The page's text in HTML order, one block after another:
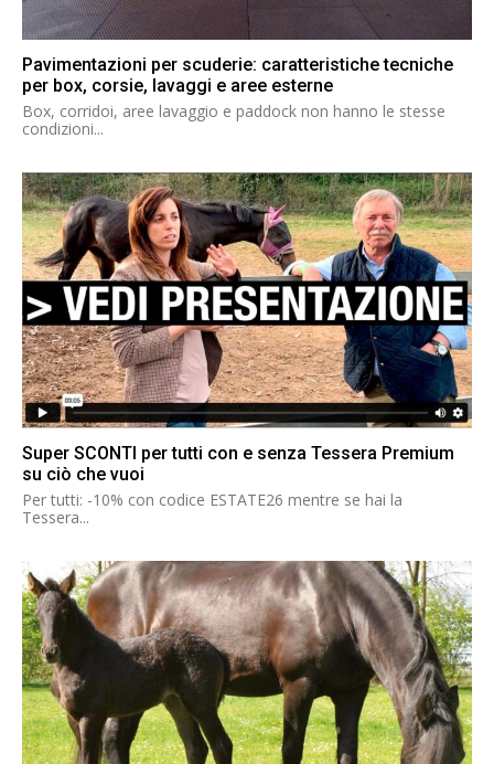
Pavimentazioni per scuderie: caratteristiche tecniche
per box, corsie, lavaggi e aree esterne
Box, corridoi, aree lavaggio e paddock non hanno le stesse
condizioni...
Super SCONTI per tutti con e senza Tessera Premium
su ciò che vuoi
Per tutti: -10% con codice ESTATE26 mentre se hai la
Tessera...